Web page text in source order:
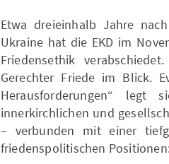
Etwa dreieinhalb Jahre
Ukraine hat die EKD im
Friedensethik
Gerechter Friede im Blick.
Herausforderungen“ legt
innerkirchlichen und
– verbunden mit einer
friedenspolitischen